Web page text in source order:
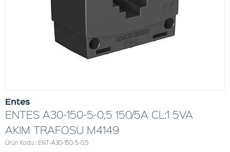
Entes
ENTES A30-150-5-0,5 150/5A CL:1 5VA
AKIM TRAFOSU M4149
Ürün Kodu : ENT-A30-150-5-0,5